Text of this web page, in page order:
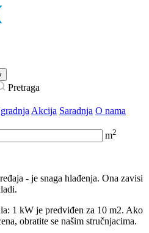
Pretraga
Akcija Saradnja O nama
m2
- je snaga hlađenja. Ona zavisi
1 kW je predviđen za 10 m2. Ako
obratite se našim stručnjacima.